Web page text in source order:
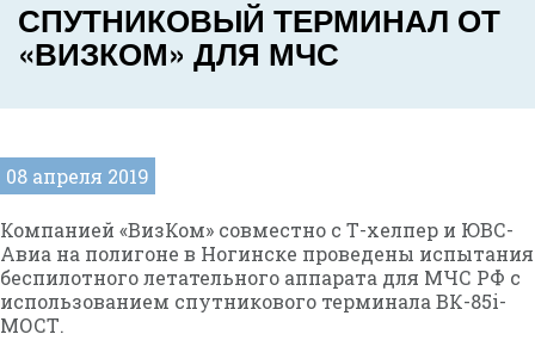
СПУТНИКОВЫЙ ТЕРМИНАЛ ОТ
«ВИЗКОМ» ДЛЯ МЧС
08 апреля 2019
Компанией «ВизКом» совместно с Т-хелпер и ЮВС-
Авиа на полигоне в Ногинске проведены испытания
беспилотного летательного аппарата для МЧС РФ с
использованием спутникового терминала ВК-85i-
МОСТ.